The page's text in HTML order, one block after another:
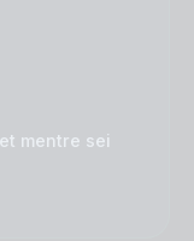
mentre sei